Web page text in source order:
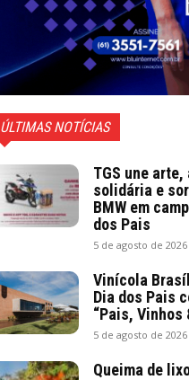
ÚLTIMAS NOTÍCIAS
TGS une arte,
solidária e
BMW em
dos Pais
5 de agosto de 2026
Vinícola
Dia dos Pais
“Pais, Vinhos
5 de agosto de 2026
Queima de